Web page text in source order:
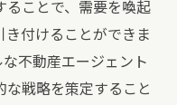
ることで、需要を喚起
付けることができま
不動産エージェント
な戦略を策定すること